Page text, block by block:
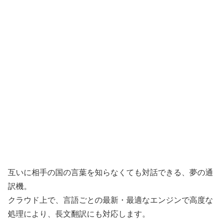
互いに相手の国の言葉を知らなくても対話できる、夢の通
訳機。
クラウド上で、言語ごとの最新・最適なエンジンで高度な
処理により、長文翻訳にも対応します。